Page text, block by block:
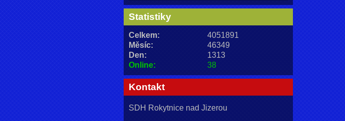
Statistiky
Online: 38
Celkem:
4051891
Měsíc:
46349
Den:
1313
Kontakt
SDH Rokytnice nad Jizerou